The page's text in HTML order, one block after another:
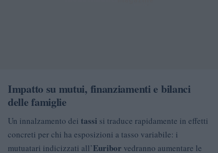
Impatto su mutui, finanziamenti e bilanci
delle famiglie
Un innalzamento dei tassi si traduce rapidamente in effetti
concreti per chi ha esposizioni a tasso variabile: i
mutuatari indicizzati all’Euribor vedranno aumentare le